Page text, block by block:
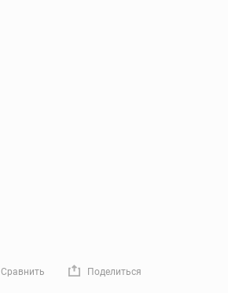
Сравнить Поделиться